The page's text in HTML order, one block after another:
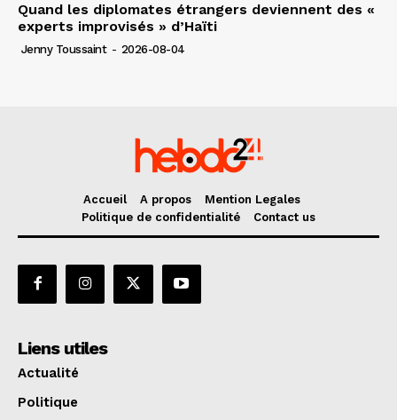
Quand les diplomates étrangers deviennent des «
experts improvisés » d’Haïti
Jenny Toussaint - 2026-08-04
Accueil A propos
Mention Legales
Politique de confidentialité
Contact us
Liens utiles
Actualité
Politique